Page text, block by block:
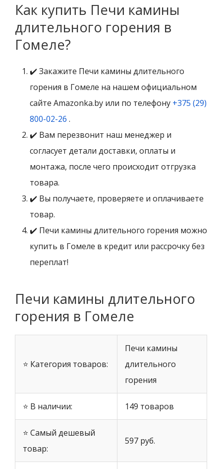
Как купить Печи камины
длительного горения в
Гомеле?
✔️ Закажите Печи камины длительного
горения в Гомеле на нашем официальном
сайте Amazonka.by или по телефону +375 (29)
800-02-26 .
✔️ Вам перезвонит наш менеджер и
согласует детали доставки, оплаты и
монтажа, после чего происходит отгрузка
товара.
✔️ Вы получаете, проверяете и оплачиваете
товар.
✔️ Печи камины длительного горения можно
купить в Гомеле в кредит или рассрочку без
переплат!
Печи камины длительного
горения в Гомеле
⭐ Категория товаров:
Печи камины
длительного
горения
⭐ В наличии: 149 товаров
⭐ Самый дешевый
товар:
597 руб.